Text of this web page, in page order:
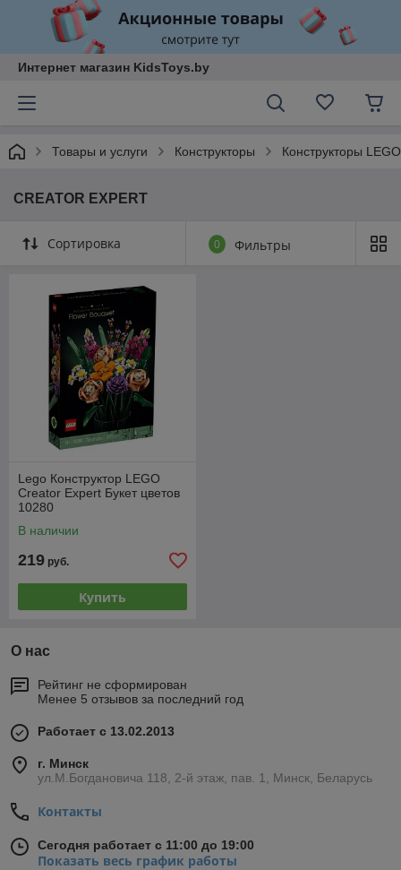
Интернет магазин KidsToys.by
Товары и услуги Конструкторы Конструкторы LEGO
CREATOR EXPERT
Сортировка 0 Фильтры
Lego Конструктор LEGO
Creator Expert Букет цветов
10280
В наличии
219 руб.
Купить
О нас
Рейтинг не сформирован
Менее 5 отзывов за последний год
Работает с 13.02.2013
г. Минск
ул.М.Богдановича 118, 2-й этаж, пав. 1, Минск, Беларусь
Контакты
Сегодня работает с 11:00 до 19:00
Показать весь график работы